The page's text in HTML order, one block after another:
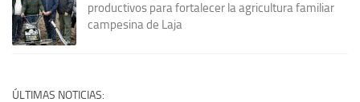
productivos para fortalecer la agricultura familiar
campesina de Laja
ÚLTIMAS NOTICIAS: